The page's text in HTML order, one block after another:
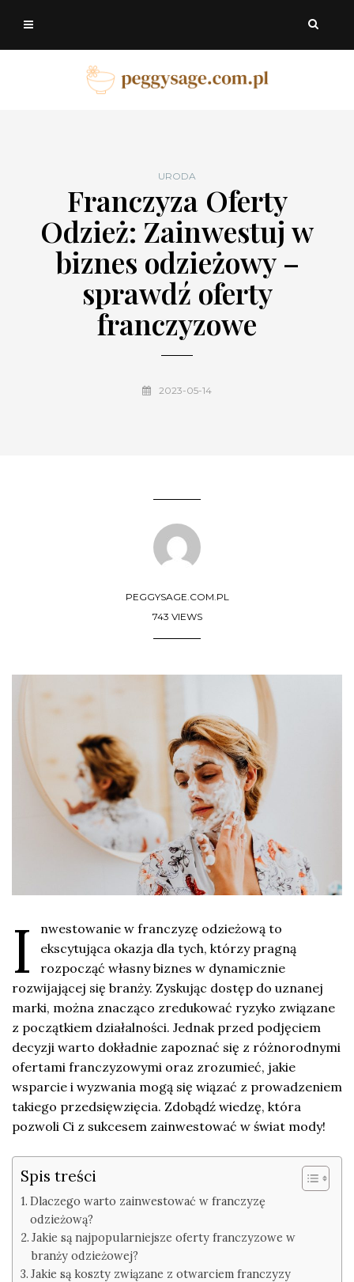
URODA
Franczyza Oferty
Odzież: Zainwestuj w
biznes odzieżowy –
sprawdź oferty
franczyzowe
2023-05-14
PEGGYSAGE.COM.PL
743 VIEWS
I
nwestowanie w franczyzę odzieżową to
ekscytująca okazja dla tych, którzy pragną
rozpocząć własny biznes w dynamicznie
rozwijającej się branży. Zyskując dostęp do uznanej
marki, można znacząco zredukować ryzyko związane
z początkiem działalności. Jednak przed podjęciem
decyzji warto dokładnie zapoznać się z różnorodnymi
ofertami franczyzowymi oraz zrozumieć, jakie
wsparcie i wyzwania mogą się wiązać z prowadzeniem
takiego przedsięwzięcia. Zdobądź wiedzę, która
pozwoli Ci z sukcesem zainwestować w świat mody!
Spis treści
Dlaczego warto zainwestować w franczyzę
odzieżową?
Jakie są najpopularniejsze oferty franczyzowe w
branży odzieżowej?
Jakie są koszty związane z otwarciem franczyzy